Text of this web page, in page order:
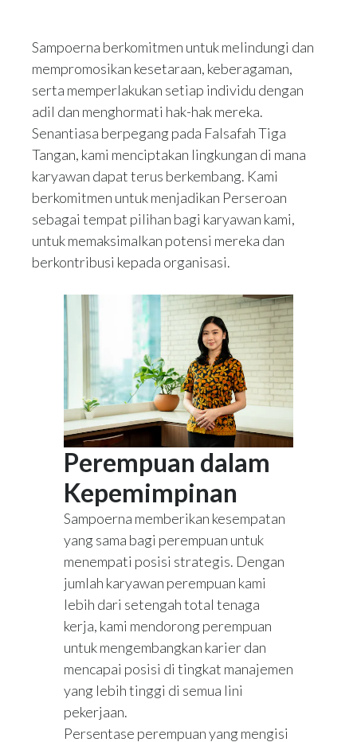
Sampoerna berkomitmen untuk melindungi dan
mempromosikan kesetaraan, keberagaman,
serta memperlakukan setiap individu dengan
adil dan menghormati hak-hak mereka.
Senantiasa berpegang pada Falsafah Tiga
Tangan, kami menciptakan lingkungan di mana
karyawan dapat terus berkembang. Kami
berkomitmen untuk menjadikan Perseroan
sebagai tempat pilihan bagi karyawan kami,
untuk memaksimalkan potensi mereka dan
berkontribusi kepada organisasi.
Perempuan dalam
Kepemimpinan
Sampoerna memberikan kesempatan
yang sama bagi perempuan untuk
menempati posisi strategis. Dengan
jumlah karyawan perempuan kami
lebih dari setengah total tenaga
kerja, kami mendorong perempuan
untuk mengembangkan karier dan
mencapai posisi di tingkat manajemen
yang lebih tinggi di semua lini
pekerjaan.
Persentase perempuan yang mengisi